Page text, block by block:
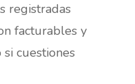
registradas
facturables y
cuestiones